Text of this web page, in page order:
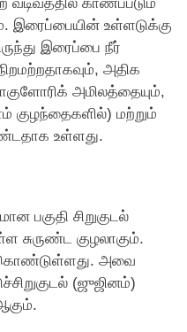
வடிவத்தில் காணப்படும்
இரைப்பையின் உள்ளடுக்கு
இரைப்பை நீர்
அதிக
அமிலத்தையும்,
குழந்தைகளில்) மற்றும்
உள்ளது.
பகுதி சிறுகுடல்
சுருண்ட குழலாகும்.
கொண்டுள்ளது. அவை
(ஜுஜினம்)